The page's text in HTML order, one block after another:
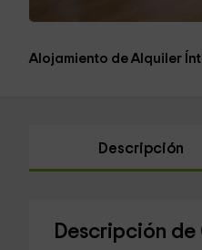
Alojamiento de Alquiler
Descripción
Descripción de